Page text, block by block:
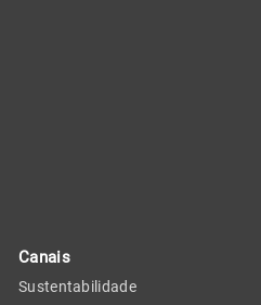
Canais
Sustentabilidade